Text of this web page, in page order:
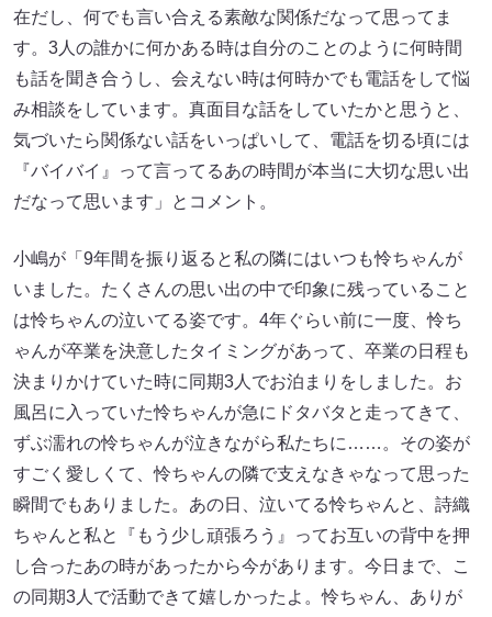
在だし、何でも言い合える素敵な関係だなって思ってま
す。3人の誰かに何かある時は自分のことのように何時間
も話を聞き合うし、会えない時は何時かでも電話をして悩
み相談をしています。真面目な話をしていたかと思うと、
気づいたら関係ない話をいっぱいして、電話を切る頃には
『バイバイ』って言ってるあの時間が本当に大切な思い出
だなって思います」とコメント。
小嶋が「9年間を振り返ると私の隣にはいつも怜ちゃんが
いました。たくさんの思い出の中で印象に残っていること
は怜ちゃんの泣いてる姿です。4年ぐらい前に一度、怜ち
ゃんが卒業を決意したタイミングがあって、卒業の日程も
決まりかけていた時に同期3人でお泊まりをしました。お
風呂に入っていた怜ちゃんが急にドタバタと走ってきて、
ずぶ濡れの怜ちゃんが泣きながら私たちに……。その姿が
すごく愛しくて、怜ちゃんの隣で支えなきゃなって思った
瞬間でもありました。あの日、泣いてる怜ちゃんと、詩織
ちゃんと私と『もう少し頑張ろう』ってお互いの背中を押
し合ったあの時があったから今があります。今日まで、こ
の同期3人で活動できて嬉しかったよ。怜ちゃん、ありが